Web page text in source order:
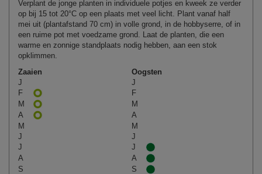
Verplant de jonge planten in individuele potjes en kweek ze verder
op bij 15 tot 20°C op een plaats met veel licht. Plant vanaf half
mei uit (plantafstand 70 cm) in volle grond, in de hobbyserre, of in
een ruime pot met voedzame grond. Laat de planten, die een
warme en zonnige standplaats nodig hebben, aan een stok
opklimmen.
Zaaien
Oogsten
J
J
F
F
M
M
A
A
M
M
J
J
J
J
A
A
S
S